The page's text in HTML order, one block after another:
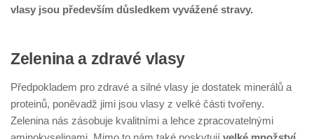
vlasy jsou především důsledkem vyvážené stravy.
Zelenina a zdravé vlasy
Předpokladem pro zdravé a silné vlasy je dostatek minerálů a
proteinů, poněvadž jimi jsou vlasy z velké části tvořeny.
Zelenina nás zásobuje kvalitními a lehce zpracovatelnými